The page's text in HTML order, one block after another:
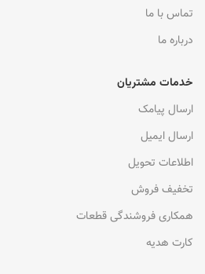
تماس با ما
درباره ما
خدمات مشتریان
ارسال پیامک
ارسال ایمیل
اطلاعات تحویل
تخفیف فروش
همکاری فروشندگی قطعات
کارت هدیه